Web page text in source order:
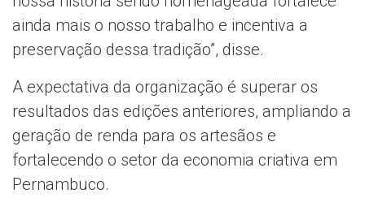
ainda mais o nosso trabalho e incentiva a
preservação dessa tradição”, disse.
A expectativa da organização é superar os
resultados das edições anteriores, ampliando a
geração de renda para os artesãos e
fortalecendo o setor da economia criativa em
Pernambuco.